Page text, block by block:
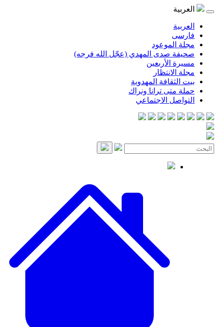
المهدي (عجّل الله فرجه)
المهدوية
ترانا ونراك
الاجتماعي